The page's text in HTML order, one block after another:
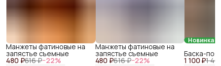
480 ₽616 ₽−22%
Манжеты фатиновые на
запястье съемные
480 ₽616 ₽−22%
Манжеты фатиновые на
запястье съемные
Новинка
1 100 ₽1
Баска-